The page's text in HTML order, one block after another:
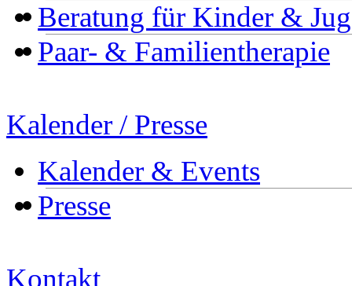
Beratung für Kinder &
Paar- & Familientherapie
Kalender / Presse
Kalender & Events
Presse
Kontakt